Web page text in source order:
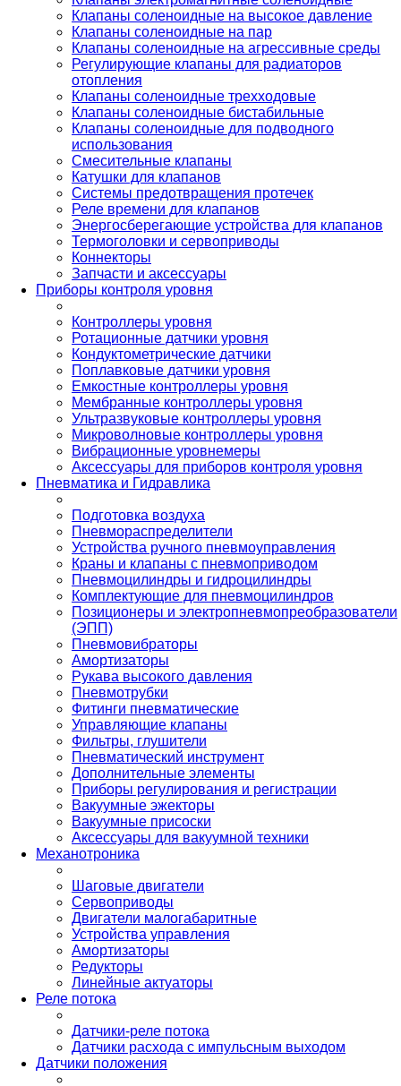
Клапаны соленоидные на высокое давление
Клапаны соленоидные на пар
Клапаны соленоидные на агрессивные среды
Регулирующие клапаны для радиаторов
отопления
Клапаны соленоидные трехходовые
Клапаны соленоидные бистабильные
Клапаны соленоидные для подводного
использования
Смесительные клапаны
Катушки для клапанов
Системы предотвращения протечек
Реле времени для клапанов
Энергосберегающие устройства для клапанов
Термоголовки и сервоприводы
Коннекторы
Запчасти и аксессуары
Приборы контроля уровня
Контроллеры уровня
Ротационные датчики уровня
Кондуктометрические датчики
Поплавковые датчики уровня
Емкостные контроллеры уровня
Мембранные контроллеры уровня
Ультразвуковые контроллеры уровня
Микроволновые контроллеры уровня
Вибрационные уровнемеры
Аксессуары для приборов контроля уровня
Пневматика и Гидравлика
Подготовка воздуха
Пневмораспределители
Устройства ручного пневмоуправления
Краны и клапаны с пневмоприводом
Пневмоцилиндры и гидроцилиндры
Комплектующие для пневмоцилиндров
Позиционеры и электропневмопреобразователи
(ЭПП)
Пневмовибраторы
Амортизаторы
Рукава высокого давления
Пневмотрубки
Фитинги пневматические
Управляющие клапаны
Фильтры, глушители
Пневматический инструмент
Дополнительные элементы
Приборы регулирования и регистрации
Вакуумные эжекторы
Вакуумные присоски
Аксессуары для вакуумной техники
Механотроника
Шаговые двигатели
Сервоприводы
Двигатели малогабаритные
Устройства управления
Амортизаторы
Редукторы
Линейные актуаторы
Реле потока
Датчики-реле потока
Датчики расхода с импульсным выходом
Датчики положения